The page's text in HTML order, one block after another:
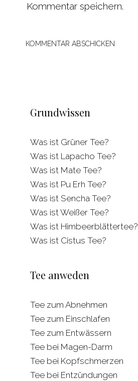
Kommentar speichern.
Grundwissen
Was ist Grüner Tee?
Was ist Lapacho Tee?
Was ist Mate Tee?
Was ist Pu Erh Tee?
Was ist Sencha Tee?
Was ist Weißer Tee?
Was ist Himbeerblättertee?
Was ist Cistus Tee?
Tee anweden
Tee zum Abnehmen
Tee zum Einschlafen
Tee zum Entwässern
Tee bei Magen-Darm
Tee bei Kopfschmerzen
Tee bei Entzündungen